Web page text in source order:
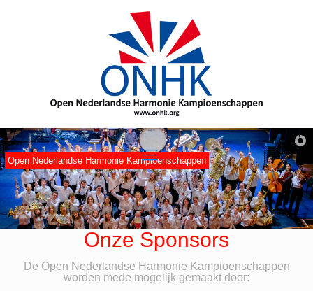
Open Nederlandse Harmonie Kampioenschappen
Onze Sponsors
De Open Nederlandse Harmonie Kampioenschappen
worden mede mogelijk gemaakt door: